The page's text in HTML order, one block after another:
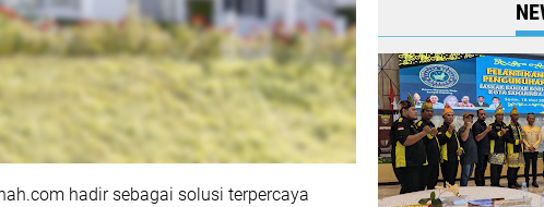
hadir sebagai solusi terpercaya